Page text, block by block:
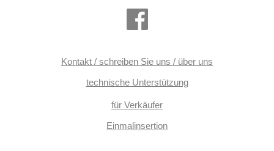
Kontakt / schreiben Sie uns / über uns
technische Unterstützung
für Verkäufer
Einmalinsertion